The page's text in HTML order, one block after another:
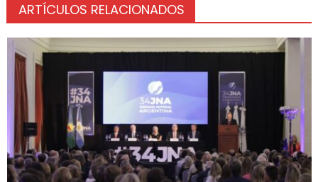
ARTÍCULOS RELACIONADOS